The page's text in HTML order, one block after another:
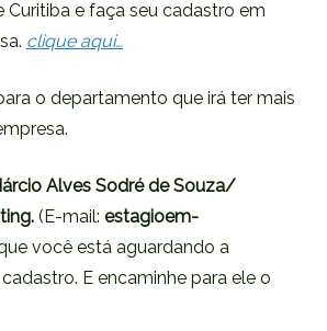
Curitiba e faça seu cadastro em
clique aqui…
o departamento que irá ter mais
Alves Sodré de Souza/
. (E-mail: estagioem-
você está aguardando a
E encaminhe para ele o